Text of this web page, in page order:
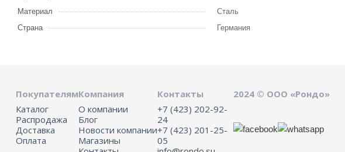
Материал
Сталь
Страна
Германия
Покупателям
Каталог
Распродажа
Доставка
Оплата
Компания
О компании
Блог
Новости компании
Магазины
Контакты
+7 (423) 202-92-
24
+7 (423) 201-25-
05
2024 © ООО «Рондо»